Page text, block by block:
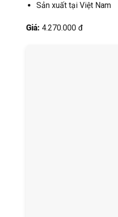
Sản xuất tại Việt Nam
Giá: 4.270.000 đ